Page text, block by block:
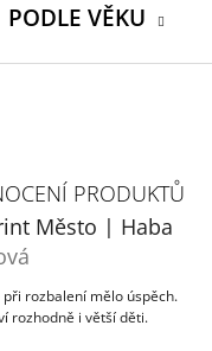
PODLE VĚKU
PRODUKTŮ
Město | Haba
5 hvězdiček.
rozbalení mělo úspěch.
rozhodně i větší děti.
KÁMOŠ - KNIHA
- 6 LET) | DVA